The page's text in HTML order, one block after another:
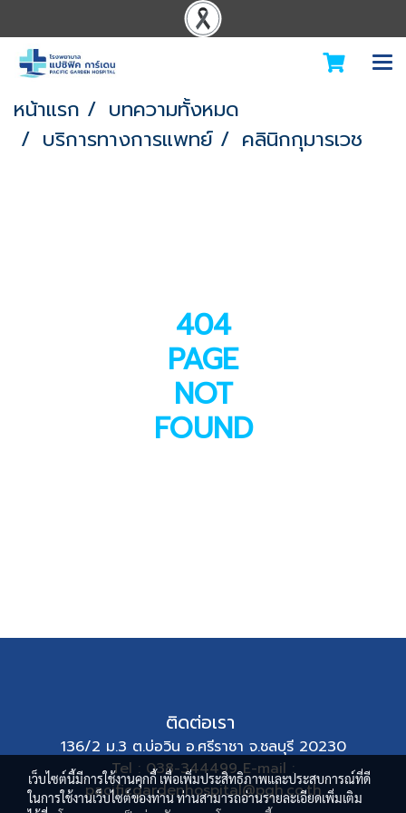
หน้าแรก
บทความทั้งหมด
บริการทางการแพทย์
คลินิกกุมารเวช
404
PAGE
NOT
FOUND
ติดต่อเรา
136/2 ม.3 ต.บ่อวิน อ.ศรีราชา จ.ชลบุรี 20230
Tel : 038-344499 E-mail :
pacificgardenhospital@pgh.co.th
เว็บไซต์นี้มีการใช้งานคุกกี้ เพื่อเพิ่มประสิทธิภาพและประสบการณ์ที่ดี
ในการใช้งานเว็บไซต์ของท่าน ท่านสามารถอ่านรายละเอียดเพิ่มเติม